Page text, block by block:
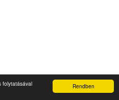
Rendben
folytatásával- PaalArt.hu